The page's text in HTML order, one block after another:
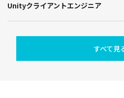
Unityクライアントエンジニア
すべて見